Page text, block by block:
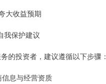
大收益预期
我保护建议
的投资者，建议遵循以下步骤：
息与经营资质